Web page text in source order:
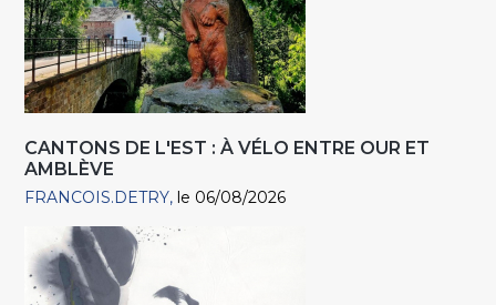
CANTONS DE L'EST : À VÉLO ENTRE OUR ET
AMBLÈVE
FRANCOIS.DETRY le 06/08/2026